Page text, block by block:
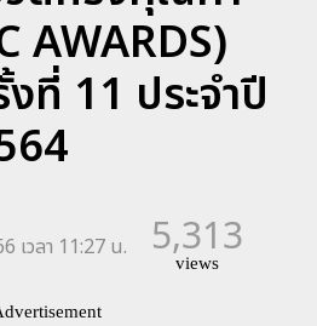
AWARDS)
ที่ 11 ประจำปี
เวลา 11:27 น. 5,313
views